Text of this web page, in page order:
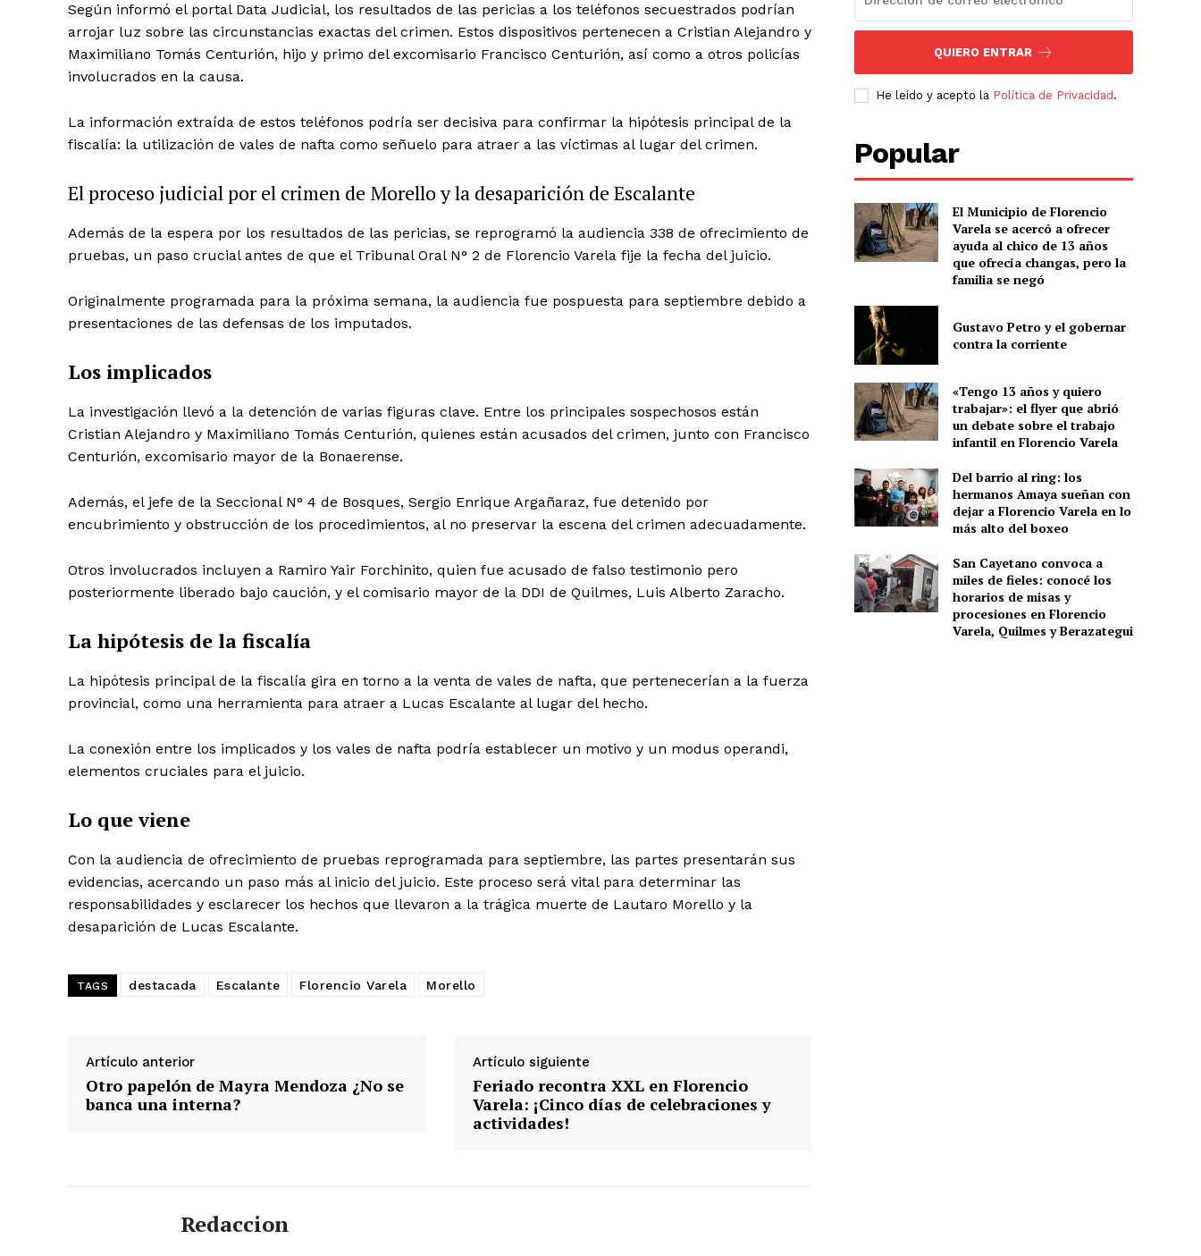
Según informó el portal Data Judicial, los resultados de las pericias a los teléfonos secuestrados podrían
arrojar luz sobre las circunstancias exactas del crimen. Estos dispositivos pertenecen a Cristian Alejandro y
Maximiliano Tomás Centurión, hijo y primo del excomisario Francisco Centurión, así como a otros policías
involucrados en la causa.
La información extraída de estos teléfonos podría ser decisiva para confirmar la hipótesis principal de la
fiscalía: la utilización de vales de nafta como señuelo para atraer a las víctimas al lugar del crimen.
El proceso judicial por el crimen de Morello y la desaparición de Escalante
Además de la espera por los resultados de las pericias, se reprogramó la audiencia 338 de ofrecimiento de
pruebas, un paso crucial antes de que el Tribunal Oral N° 2 de Florencio Varela fije la fecha del juicio.
Originalmente programada para la próxima semana, la audiencia fue pospuesta para septiembre debido a
presentaciones de las defensas de los imputados.
Los implicados
La investigación llevó a la detención de varias figuras clave. Entre los principales sospechosos están
Cristian Alejandro y Maximiliano Tomás Centurión, quienes están acusados del crimen, junto con Francisco
Centurión, excomisario mayor de la Bonaerense.
Además, el jefe de la Seccional N° 4 de Bosques, Sergio Enrique Argañaraz, fue detenido por
encubrimiento y obstrucción de los procedimientos, al no preservar la escena del crimen adecuadamente.
Otros involucrados incluyen a Ramiro Yair Forchinito, quien fue acusado de falso testimonio pero
posteriormente liberado bajo caución, y el comisario mayor de la DDI de Quilmes, Luis Alberto Zaracho.
La hipótesis de la fiscalía
La hipótesis principal de la fiscalía gira en torno a la venta de vales de nafta, que pertenecerían a la fuerza
provincial, como una herramienta para atraer a Lucas Escalante al lugar del hecho.
La conexión entre los implicados y los vales de nafta podría establecer un motivo y un modus operandi,
elementos cruciales para el juicio.
Lo que viene
Con la audiencia de ofrecimiento de pruebas reprogramada para septiembre, las partes presentarán sus
evidencias, acercando un paso más al inicio del juicio. Este proceso será vital para determinar las
responsabilidades y esclarecer los hechos que llevaron a la trágica muerte de Lautaro Morello y la
desaparición de Lucas Escalante.
TAGS destacada Escalante Florencio Varela Morello
Artículo anterior
Otro papelón de Mayra Mendoza ¿No se
banca una interna?
Artículo siguiente
Feriado recontra XXL en Florencio
Varela: ¡Cinco días de celebraciones y
actividades!
Redaccion
QUIERO ENTRAR
He leído y acepto la Política de Privacidad .
Popular
El Municipio de Florencio
Varela se acercó a ofrecer
ayuda al chico de 13 años
que ofrecía changas, pero la
familia se negó
Gustavo Petro y el gobernar
contra la corriente
«Tengo 13 años y quiero
trabajar»: el flyer que abrió
un debate sobre el trabajo
infantil en Florencio Varela
Del barrio al ring: los
hermanos Amaya sueñan con
dejar a Florencio Varela en lo
más alto del boxeo
San Cayetano convoca a
miles de fieles: conocé los
horarios de misas y
procesiones en Florencio
Varela, Quilmes y Berazategui